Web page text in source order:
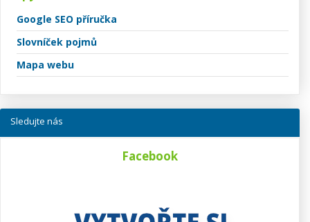
Google SEO příručka
Slovníček pojmů
Mapa webu
Sledujte nás
Facebook